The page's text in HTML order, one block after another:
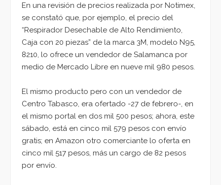
En una revisión de precios realizada por Notimex,
se constató que, por ejemplo, el precio del
“Respirador Desechable de Alto Rendimiento,
Caja con 20 piezas” de la marca 3M, modelo N95,
8210, lo ofrece un vendedor de Salamanca por
medio de Mercado Libre en nueve mil 980 pesos.
El mismo producto pero con un vendedor de
Centro Tabasco, era ofertado -27 de febrero-, en
el mismo portal en dos mil 500 pesos; ahora, este
sábado, está en cinco mil 579 pesos con envío
gratis; en Amazon otro comerciante lo oferta en
cinco mil 517 pesos, más un cargo de 82 pesos
por envío.